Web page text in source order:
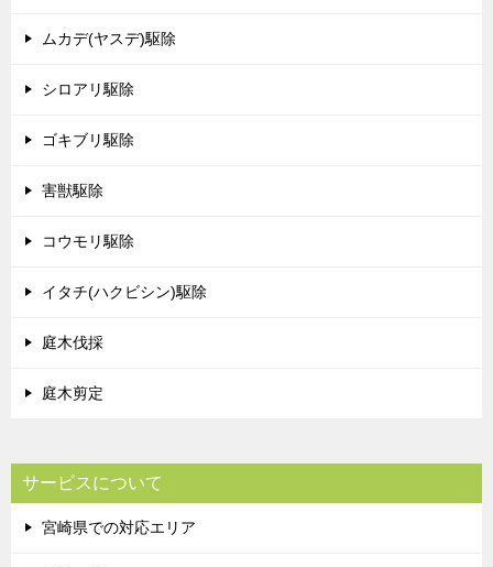
ムカデ(ヤスデ)駆除
シロアリ駆除
ゴキブリ駆除
害獣駆除
コウモリ駆除
イタチ(ハクビシン)駆除
庭木伐採
庭木剪定
サービスについて
宮崎県での対応エリア